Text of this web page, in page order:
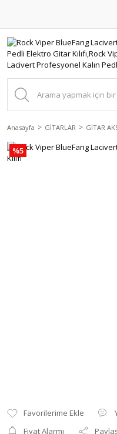
Anasayfa GİTARLAR GİTAR
%5
Fiyat Alarmı